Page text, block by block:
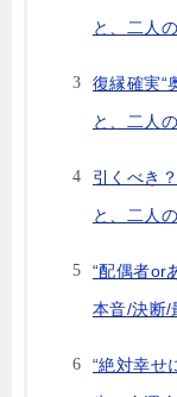
と、二人
復縁確実“
と、二人
引くべき
と、二人
“配偶者or
本音/決断/
“絶対幸せ